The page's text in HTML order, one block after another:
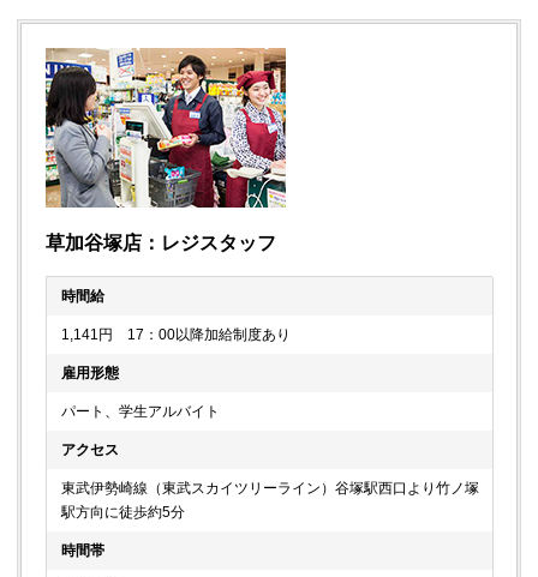
草加谷塚店：レジスタッフ
時間給
1,141円 17：00以降加給制度あり
雇用形態
パート、学生アルバイト
アクセス
東武伊勢崎線（東武スカイツリーライン）谷塚駅西口より竹ノ塚
駅方向に徒歩約5分
時間帯